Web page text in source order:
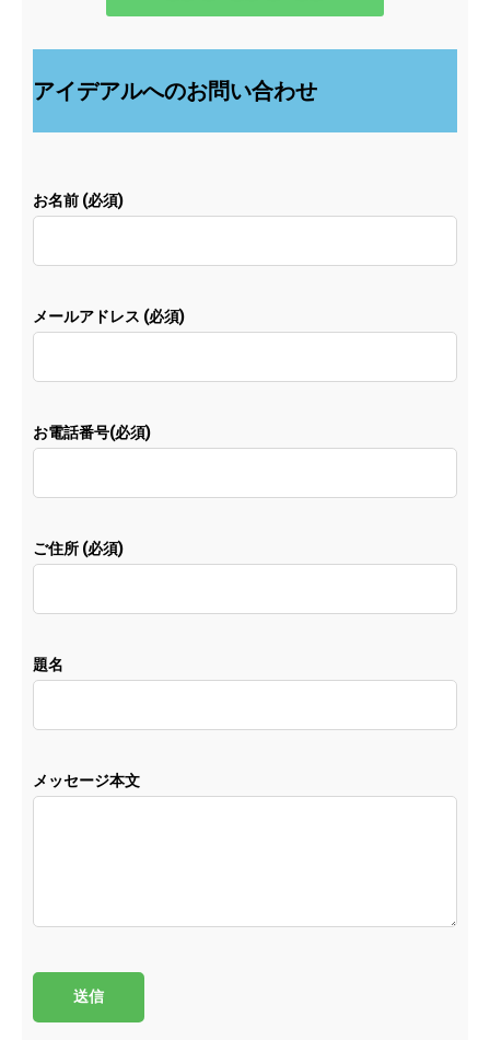
アイデアルへのお問い合わせ
お名前 (必須)
メールアドレス (必須)
お電話番号(必須)
ご住所 (必須)
題名
メッセージ本文